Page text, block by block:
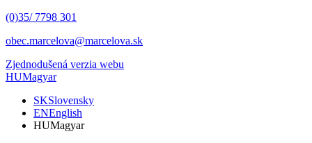
(0)35/ 7798 301
obec.marcelova@marcelova.sk
Zjednodušená verzia webu
HUMagyar
SKSlovensky
ENEnglish
HUMagyar